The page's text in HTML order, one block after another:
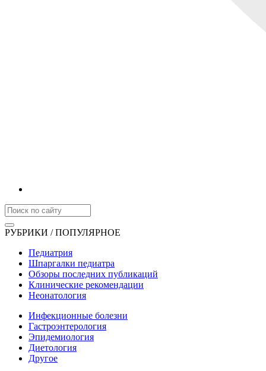
РУБРИКИ / ПОПУЛЯРНОЕ
Педиатрия
Шпаргалки педиатра
Обзоры последних публикаций
Клинические рекомендации
Неонатология
Инфекционные болезни
Гастроэнтерология
Эпидемиология
Диетология
Другое